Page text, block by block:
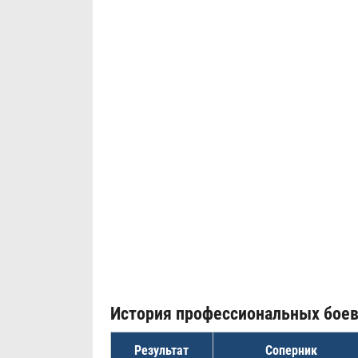
История профессиональных боев
Результат Соперник